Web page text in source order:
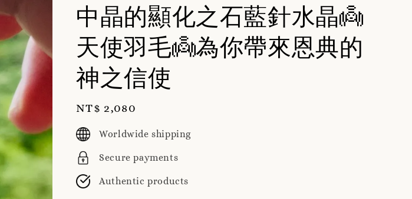
中晶的顯化之石藍針水晶👼
天使羽毛👼為你帶來恩典的
神之信使
Regular
price
NT$ 2,080
Worldwide shipping
Secure payments
Authentic products